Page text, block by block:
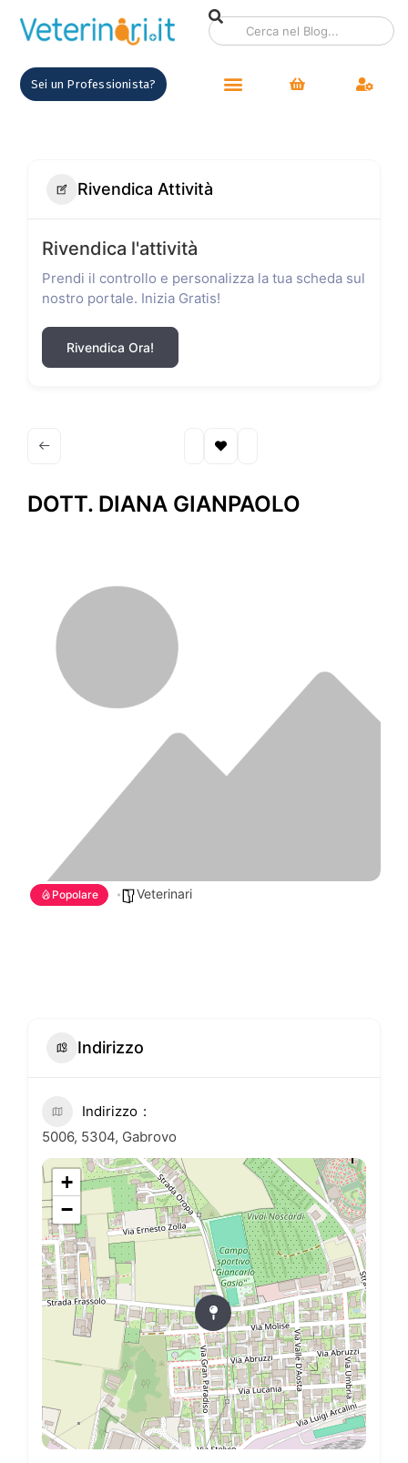
Sei un Professionista?
Rivendica Attività
Rivendica l'attività
Prendi il controllo e personalizza la tua scheda sul
nostro portale. Inizia Gratis!
Rivendica Ora!
DOTT. DIANA GIANPAOLO
Popolare Veterinari
Indirizzo
Indirizzo
5006, 5304, Gabrovo
+
−